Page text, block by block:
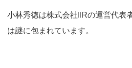
小林秀徳は株式会社IIRの運営代表
は謎に包まれています。